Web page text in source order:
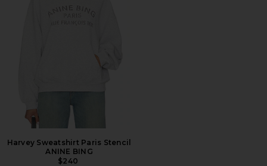
Harvey Sweatshirt Paris Stencil
ANINE BING
$240